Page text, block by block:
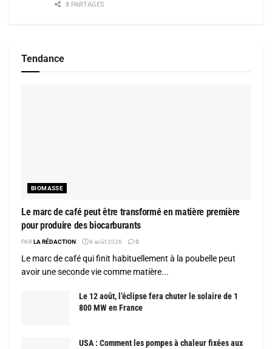
8 PARTAGES
Tendance
BIOMASSE
Le marc de café peut être transformé en matière première
pour produire des biocarburants
PARLA RÉDACTION 8 août 2026 0
Le marc de café qui finit habituellement à la poubelle peut
avoir une seconde vie comme matière...
Le 12 août, l’éclipse fera chuter le solaire de 1
800 MW en France
USA : Comment les pompes à chaleur fixées aux